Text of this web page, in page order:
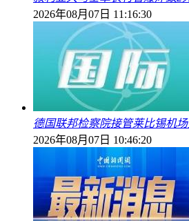
2026年08月07日 11:16:30
德国联邦检察院接管莱比锡机
2026年08月07日 10:46:20